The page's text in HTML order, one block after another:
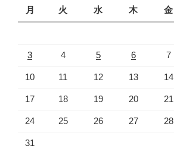
月
火 水 木 金
3 4 5 6 7
10 11 12 13 14
17 18 19 20 21
24 25 26 27 28
31